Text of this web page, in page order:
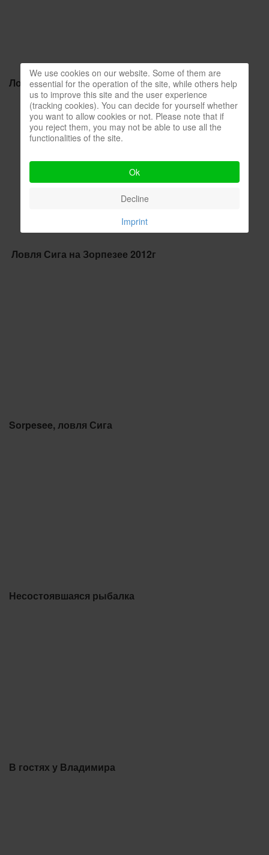
Ловля Сома в порту часть2
Ловля Сига на Зорпезее 2012г
Sorpesee, ловля Сига
Несостоявшаяся рыбалка
В гостях у Владимира
We use cookies on our website. Some of them are
essential for the operation of the site, while others help
us to improve this site and the user experience
(tracking cookies). You can decide for yourself whether
you want to allow cookies or not. Please note that if
you reject them, you may not be able to use all the
functionalities of the site.
Ok
Decline
Imprint